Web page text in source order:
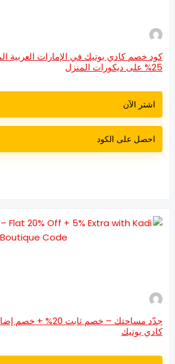
خصم كادي بوتيك في الإمارات العربية
اشتر الآن
احصل على الكود
بوتيك